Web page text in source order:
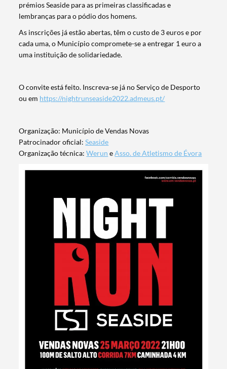
Termo de Pesquisa
Categorias gerais
prémios Seaside para as primeiras classificadas e
lembranças para o pódio dos homens.
As inscrições já estão abertas, têm o custo de 3 euros e por
cada uma, o Município compromete-se a entregar 1 euro a
uma instituição de solidariedade.
O convite está feito. Inscreva-se já no Serviço de Desporto
ou em https://nightrunseaside2022.admeus.pt/
Organização: Município de Vendas Novas
Patrocinador oficial:Seaside
Organização técnica:Werun eAsso. de Atletismo de Évora